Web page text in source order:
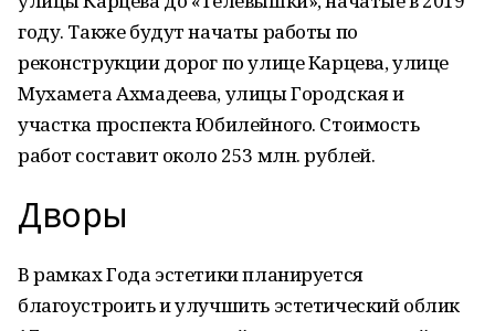
году. Также будут начаты работы по
реконструкции дорог по улице Карцева, улице
Мухамета Ахмадеева, улицы Городская и
участка проспекта Юбилейного. Стоимость
работ составит около 253 млн. рублей.
Дворы
В рамках Года эстетики планируется
благоустроить и улучшить эстетический облик